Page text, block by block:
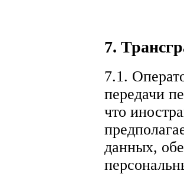
7.
7.1.
передачи
что
данных,